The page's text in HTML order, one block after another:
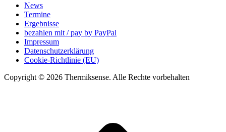
News
Termine
Ergebnisse
bezahlen mit / pay by PayPal
Impressum
Datenschutzerklärung
Cookie-Richtlinie (EU)
Copyright © 2026 Thermiksense. Alle Rechte vorbehalten